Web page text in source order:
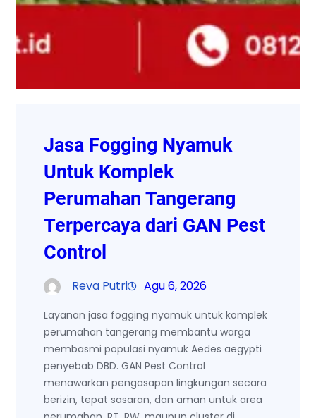
Jasa Fogging Nyamuk
Untuk Komplek
Perumahan Tangerang
Terpercaya dari GAN Pest
Control
Reva Putri Agu 6, 2026
Layanan jasa fogging nyamuk untuk komplek
perumahan tangerang membantu warga
membasmi populasi nyamuk Aedes aegypti
penyebab DBD. GAN Pest Control
menawarkan pengasapan lingkungan secara
berizin, tepat sasaran, dan aman untuk area